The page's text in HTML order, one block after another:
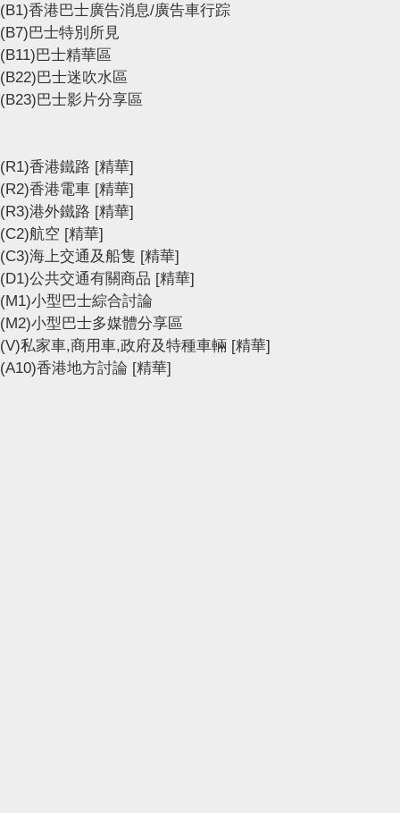
(B1)香港巴士廣告消息/廣告車行踪
(B7)巴士特別所見
(B11)巴士精華區
(B22)巴士迷吹水區
(B23)巴士影片分享區
(R1)香港鐵路 [精華]
(R2)香港電車 [精華]
(R3)港外鐵路 [精華]
(C2)航空 [精華]
(C3)海上交通及船隻 [精華]
(D1)公共交通有關商品 [精華]
(M1)小型巴士綜合討論
(M2)小型巴士多媒體分享區
(V)私家車,商用車,政府及特種車輛 [精華]
(A10)香港地方討論 [精華]